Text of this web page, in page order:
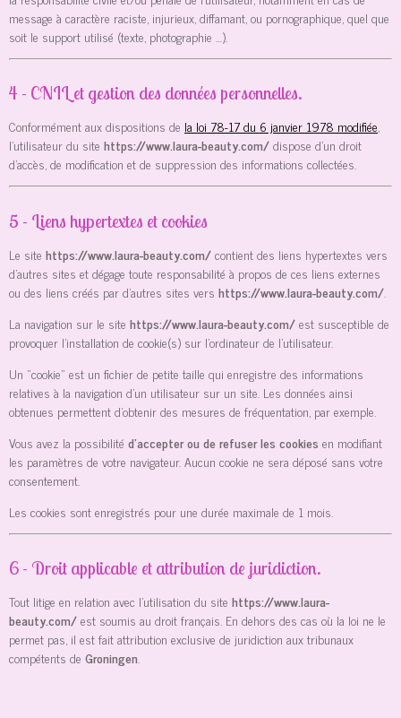
message à caractère raciste, injurieux, diffamant, ou pornographique, quel que
soit le support utilisé (texte, photographie …).
4 - CNIL et gestion des données personnelles.
Conformément aux dispositions de la loi 78-17 du 6 janvier 1978 modifiée,
l’utilisateur du site https://www.laura-beauty.com/dispose d’un droit
d’accès, de modification et de suppression des informations collectées.
5 - Liens hypertextes et cookies
Le site https://www.laura-beauty.com/contient des liens hypertextes vers
d’autres sites et dégage toute responsabilité à propos de ces liens externes
ou des liens créés par d’autres sites vers https://www.laura-beauty.com/
La navigation sur le site https://www.laura-beauty.com/est susceptible de
provoquer l’installation de cookie(s) sur l’ordinateur de l’utilisateur.
Un "cookie" est un fichier de petite taille qui enregistre des informations
relatives à la navigation d’un utilisateur sur un site. Les données ainsi
obtenues permettent d'obtenir des mesures de fréquentation, par exemple.
Vous avez la possibilité d’accepter ou de refuser les cookies en modifiant
les paramètres de votre navigateur. Aucun cookie ne sera déposé sans votre
consentement.
Les cookies sont enregistrés pour une durée maximale de 1 mois.
6 - Droit applicable et attribution de juridiction.
Tout litige en relation avec l’utilisation du site https://www.laura-
beauty.com/est soumis au droit français. En dehors des cas où la loi ne le
permet pas, il est fait attribution exclusive de juridiction aux tribunaux
compétents de Groningen.